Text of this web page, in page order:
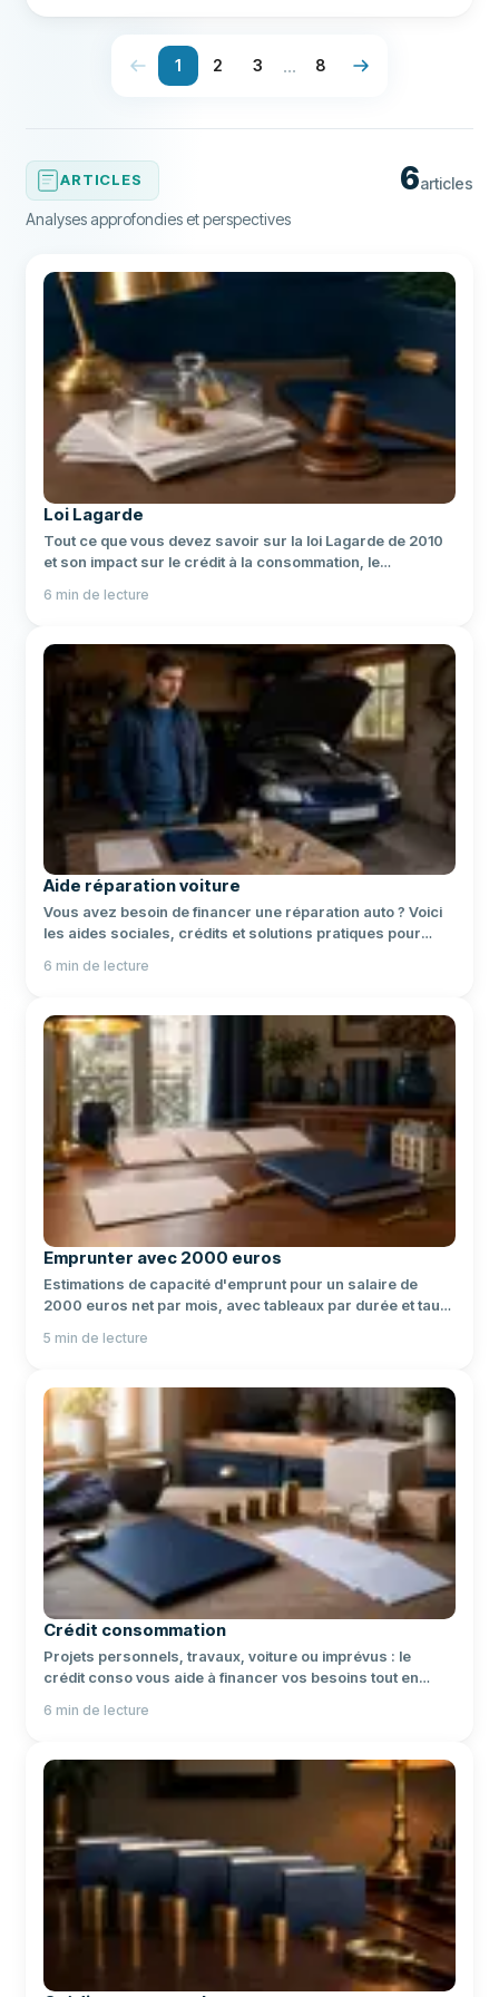
négocier le meilleur taux.
1 2 3 ... 8
ARTICLES 6articles
Analyses approfondies et perspectives
Loi Lagarde
Tout ce que vous devez savoir sur la loi Lagarde de 2010
et son impact sur le crédit à la consommation, le
6 min de lecture
Aide réparation voiture
Vous avez besoin de financer une réparation auto ? Voici
les aides sociales, crédits et solutions pratiques pour
6 min de lecture
Emprunter avec 2000 euros
Estimations de capacité d'emprunt pour un salaire de
2000 euros net par mois, avec tableaux par durée et taux
5 min de lecture
Crédit consommation
Projets personnels, travaux, voiture ou imprévus : le
crédit conso vous aide à financer vos besoins tout en
6 min de lecture